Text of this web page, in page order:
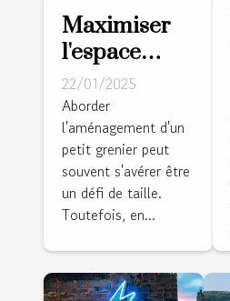
Maximiser
l'espace
dans un
petit grenier
avec le
minimalisme
scandinave
22/01/2025
Aborder
l'aménagement d'un
petit grenier peut
souvent s'avérer être
un défi de taille.
Toutefois, en...